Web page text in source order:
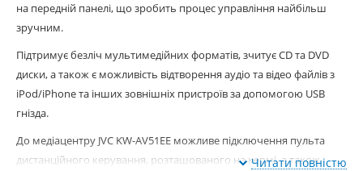
на передній панелі, що зробить процес управління найбільш
зручним.
Підтримує безліч мультимедійних форматів, зчитує CD та DVD
диски, а також є можливість відтворення аудіо та відео файлів з
iPod/iPhone та інших зовнішніх пристроїв за допомогою USB
гнізда.
До медіацентру JVC KW-AV51EE можливе підключення пульта
дистанційного керування, розташованого на кермі, а також
Читати повністю